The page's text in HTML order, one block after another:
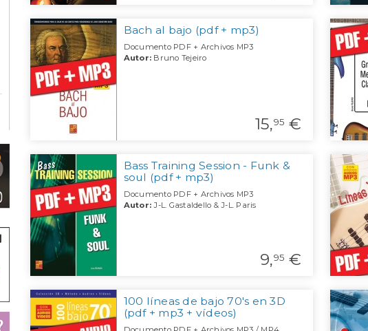
Bach al bajo (pdf + mp3)
Documento PDF + Archivos MP3
Autor: Bruno Tejeiro
15,95 €
Bass Training Session - Funk &
soul (pdf + mp3)
Documento PDF + Archivos MP3
Autor: J-L. Gastaldello & J-L. Paris
9,95 €
100 líneas de bajo 70's en 3D
(pdf + mp3 + vídeos)